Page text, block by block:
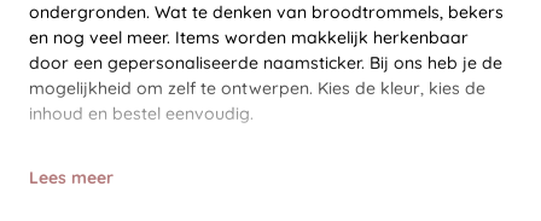
ondergronden. Wat te denken van broodtrommels, bekers
en nog veel meer. Items worden makkelijk herkenbaar
door een gepersonaliseerde naamsticker. Bij ons heb je de
mogelijkheid om zelf te ontwerpen. Kies de kleur, kies de
inhoud en bestel eenvoudig.
Lees meer